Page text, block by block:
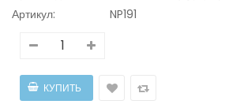
Артикул:
NP191